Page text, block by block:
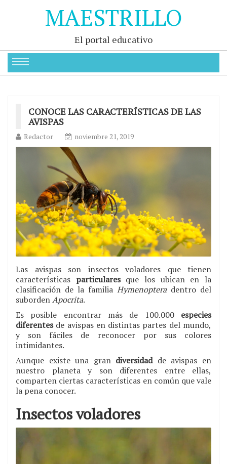
MAESTRILLO
El portal educativo
CONOCE LAS CARACTERÍSTICAS DE LAS
AVISPAS
Redactor noviembre 21, 2019
Las avispas son insectos voladores que tienen
características particularesque los ubican en la
clasificación de la familia Hymenopteradentro del
subordenApocrita.
Es posible encontrar más de 100.000 especies
diferentesde avispas en distintas partes del mundo,
y son fáciles de reconocer por sus colores
intimidantes.
Aunque existe una gran diversidadde avispas en
nuestro planeta y son diferentes entre ellas,
comparten ciertas características en común que vale
la pena conocer.
Insectos voladores